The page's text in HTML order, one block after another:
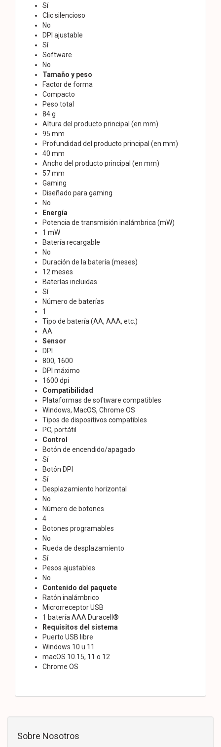
Sí
Clic silencioso
No
DPI ajustable
Sí
Software
No
Tamaño y peso
Factor de forma
Compacto
Peso total
84 g
Altura del producto principal (en mm)
95 mm
Profundidad del producto principal (en mm)
40 mm
Ancho del producto principal (en mm)
57 mm
Gaming
Diseñado para gaming
No
Energía
Potencia de transmisión inalámbrica (mW)
1 mW
Batería recargable
No
Duración de la batería (meses)
12 meses
Baterías incluidas
Sí
Número de baterías
1
Tipo de batería (AA, AAA, etc.)
AA
Sensor
DPI
800, 1600
DPI máximo
1600 dpi
Compatibilidad
Plataformas de software compatibles
Windows, MacOS, Chrome OS
Tipos de dispositivos compatibles
PC, portátil
Control
Botón de encendido/apagado
Sí
Botón DPI
Sí
Desplazamiento horizontal
No
Número de botones
4
Botones programables
No
Rueda de desplazamiento
Sí
Pesos ajustables
No
Contenido del paquete
Ratón inalámbrico
Microrreceptor USB
1 batería AAA Duracell®
Requisitos del sistema
Puerto USB libre
Windows 10 u 11
macOS 10.15, 11 o 12
Chrome OS
Sobre Nosotros